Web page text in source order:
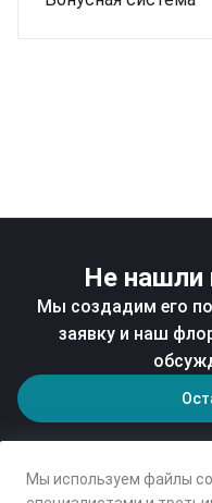
Не нашли
Мы создадим его
заявку и наш
Мы используем файлы